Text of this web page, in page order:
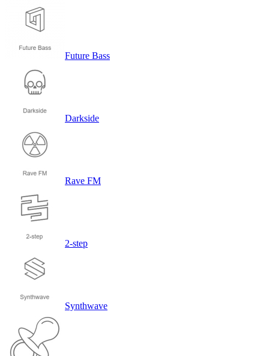
Future Bass
Darkside
Rave FM
2-step
Synthwave